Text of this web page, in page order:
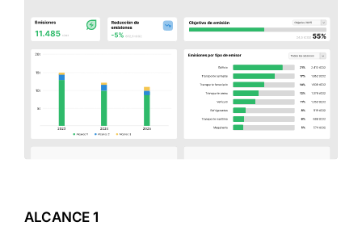
ALCANCE 1